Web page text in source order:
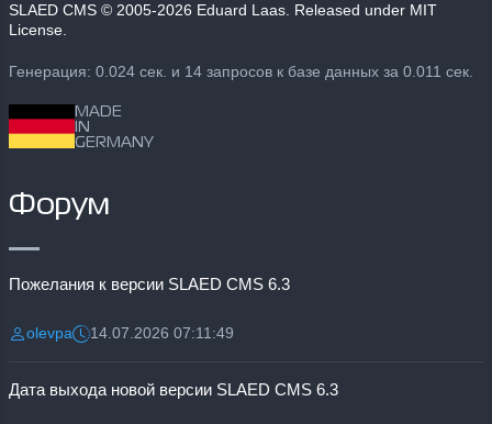
SLAED CMS © 2005-2026 Eduard Laas. Released under MIT
License.
Генерация: 0.024 сек. и 14 запросов к базе данных за 0.011 сек.
MADE
IN
GERMANY
Форум
Пожелания к версии SLAED CMS 6.3
Разместил:
olevpaДата:14.07.2026 07:11:49
Дата выхода новой версии SLAED CMS 6.3